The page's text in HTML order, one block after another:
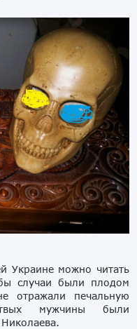
Украине можно читать
случаи были плодом
отражали печальную
мужчины были